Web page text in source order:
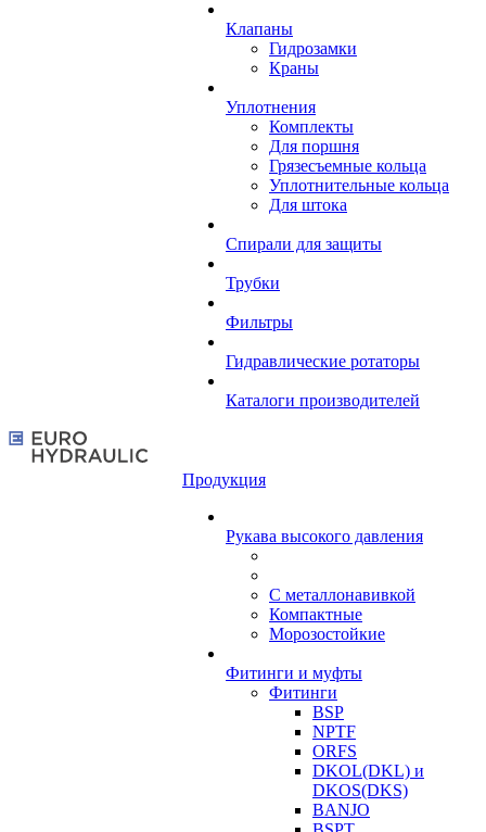
Клапаны
Гидрозамки
Краны
Уплотнения
Комплекты
Для поршня
Грязесъемные кольца
Уплотнительные кольца
Для штока
Спирали для защиты
Трубки
Фильтры
Гидравлические ротаторы
Каталоги производителей
Продукция
Рукава высокого давления
С металлонавивкой
Компактные
Морозостойкие
Фитинги и муфты
Фитинги
BSP
NPTF
ORFS
DKOL(DKL) и
DKOS(DKS)
BANJO